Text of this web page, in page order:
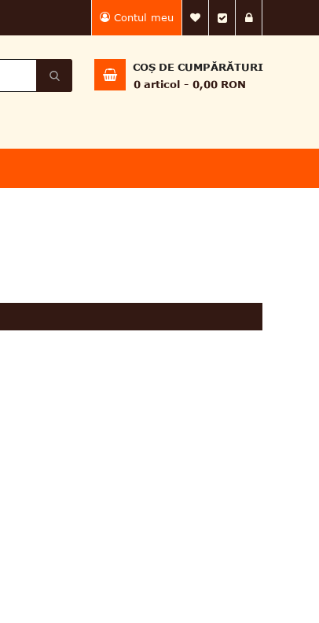
Contul meu Lista Mea de
Finalizează
COȘ DE CUMPĂRĂTURI
0 articol 0,00 RON